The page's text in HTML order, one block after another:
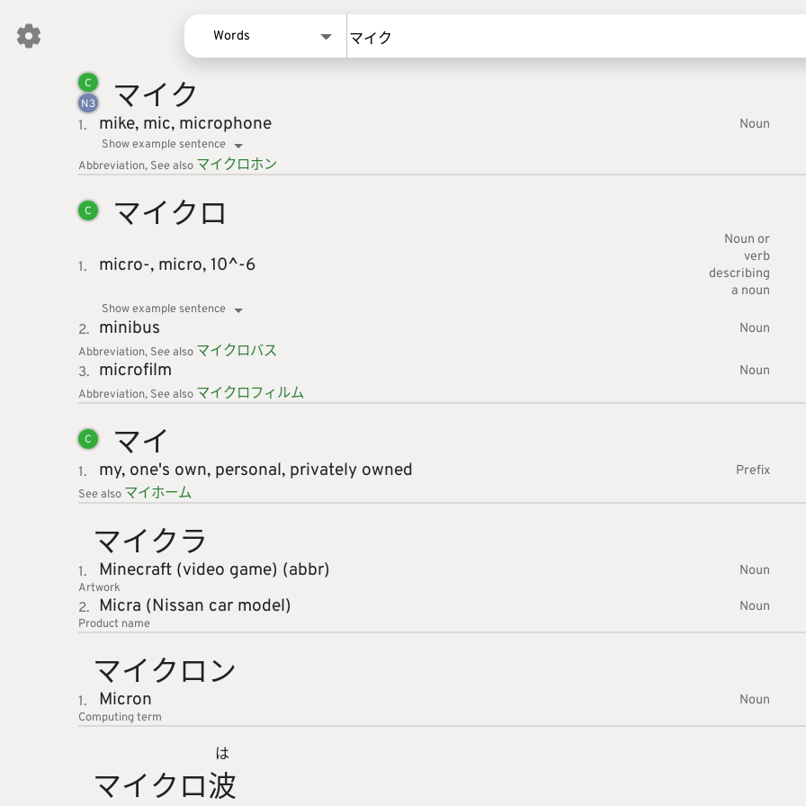
Words
Sentences
Names
C
N3 マイク
1. mike, mic, microphone Noun
Show example sentence
Abbreviation See also マイクロホン
C マイクロ
1. micro-, micro, 10^-6
Noun or
verb
describing
a noun
Show example sentence
2. minibus Noun
Abbreviation See also マイクロバス
3. microfilm Noun
Abbreviation See also マイクロフィルム
C マイ
1. my, one's own, personal, privately owned Prefix
See also マイホーム
マイクラ
1. Minecraft (video game) (abbr) Noun
Artwork
2. Micra (Nissan car model) Noun
Product name
マイクロン
1. Micron Noun
Computing term
マイクロ波
は